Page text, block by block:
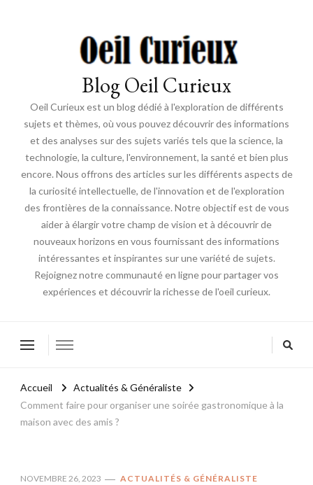
Blog Oeil Curieux
Oeil Curieux est un blog dédié à l'exploration de différents
sujets et thèmes, où vous pouvez découvrir des informations
et des analyses sur des sujets variés tels que la science, la
technologie, la culture, l'environnement, la santé et bien plus
encore. Nous offrons des articles sur les différents aspects de
la curiosité intellectuelle, de l'innovation et de l'exploration
des frontières de la connaissance. Notre objectif est de vous
aider à élargir votre champ de vision et à découvrir de
nouveaux horizons en vous fournissant des informations
intéressantes et inspirantes sur une variété de sujets.
Rejoignez notre communauté en ligne pour partager vos
expériences et découvrir la richesse de l'oeil curieux.
Accueil
Actualités & Généraliste
Comment faire pour organiser une soirée gastronomique à la
maison avec des amis ?
NOVEMBRE 26, 2023 ACTUALITÉS & GÉNÉRALISTE